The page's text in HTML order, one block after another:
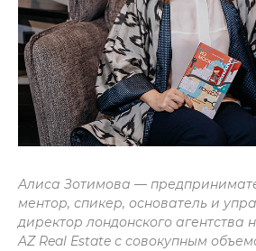
Алиса Зотимова —
ментор, спикер, основатель и
директор лондонского агентства
AZ Real Estate с совокупным